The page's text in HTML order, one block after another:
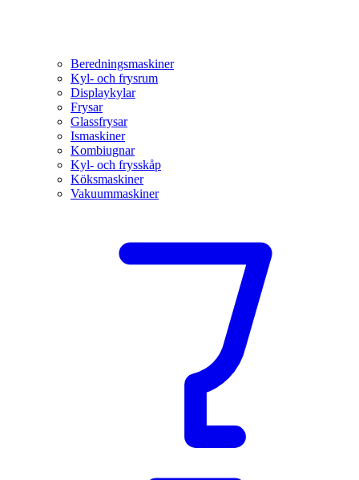
Beredningsmaskiner
Kyl- och frysrum
Displaykylar
Frysar
Glassfrysar
Ismaskiner
Kombiugnar
Kyl- och frysskåp
Köksmaskiner
Vakuummaskiner